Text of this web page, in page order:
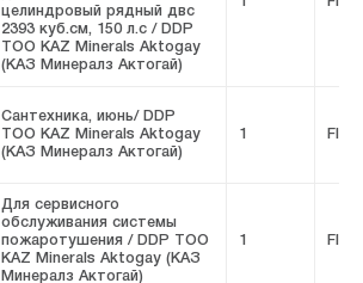
целиндровый рядный двс
2393 куб.см, 150 л.с / DDP
ТОО KAZ Minerals Aktogay
(КАЗ Минералз Актогай)
Сантехника, июнь/ DDP
ТОО KAZ Minerals Aktogay
(КАЗ Минералз Актогай)
1 FIVE
Для сервисного
обслуживания системы
пожаротушения / DDP ТОО
KAZ Minerals Aktogay (КАЗ
Минералз Актогай)
1 FIVE